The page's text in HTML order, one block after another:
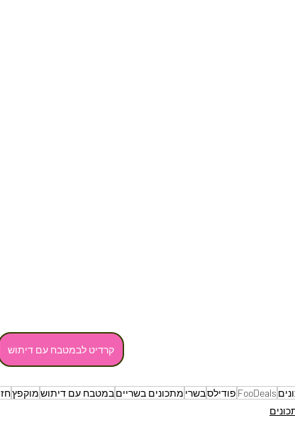
קרדיט לבמטבח עם דיתוש
FooDeals פודילסבשרי מתכונים בשרייםבמטבח עם דיתושמוקפץ